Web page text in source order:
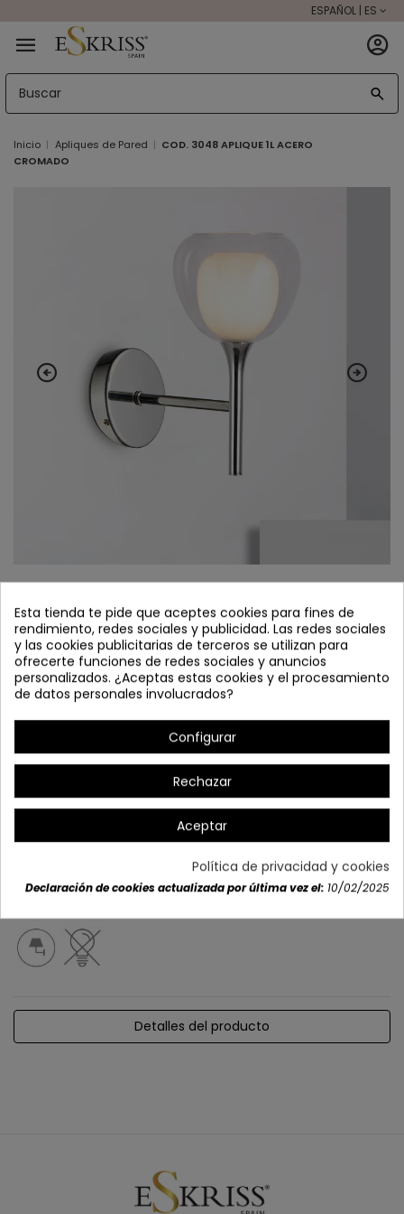
ESPAÑOL | ES
Inicio Apliques de Pared
COD. 3048 APLIQUE 1L ACERO
CROMADO
COD. 3048 APLIQUE 1L ACERO CROMADO
Referencia 3048
Consulte Disponibilidad
Aplique 1L acero cromado tulipa de cristal transparente y
cristal interior blanco opal.
Detalles del producto
Esta tienda te pide que aceptes cookies para fines de
rendimiento, redes sociales y publicidad. Las redes sociales
y las cookies publicitarias de terceros se utilizan para
ofrecerte funciones de redes sociales y anuncios
personalizados. ¿Aceptas estas cookies y el procesamiento
de datos personales involucrados?
Configurar
Rechazar
Aceptar
Política de privacidad y cookies
Declaración de cookies actualizada por última vez el: 10/02/2025